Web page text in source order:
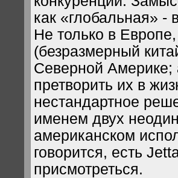
как «глобальная» -
Не только в
(безразмерный
Северной
претворить их в
нестандартное
именем двух
американском
говорится, есть
присмотреться.